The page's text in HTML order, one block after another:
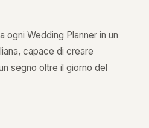
ogni Wedding Planner in un
capace di creare
segno oltre il giorno del